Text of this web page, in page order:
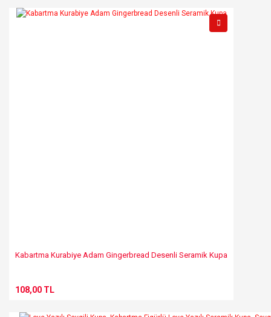
Kabartma Kurabiye Adam Gingerbread Desenli Seramik Kupa
108,00 TL